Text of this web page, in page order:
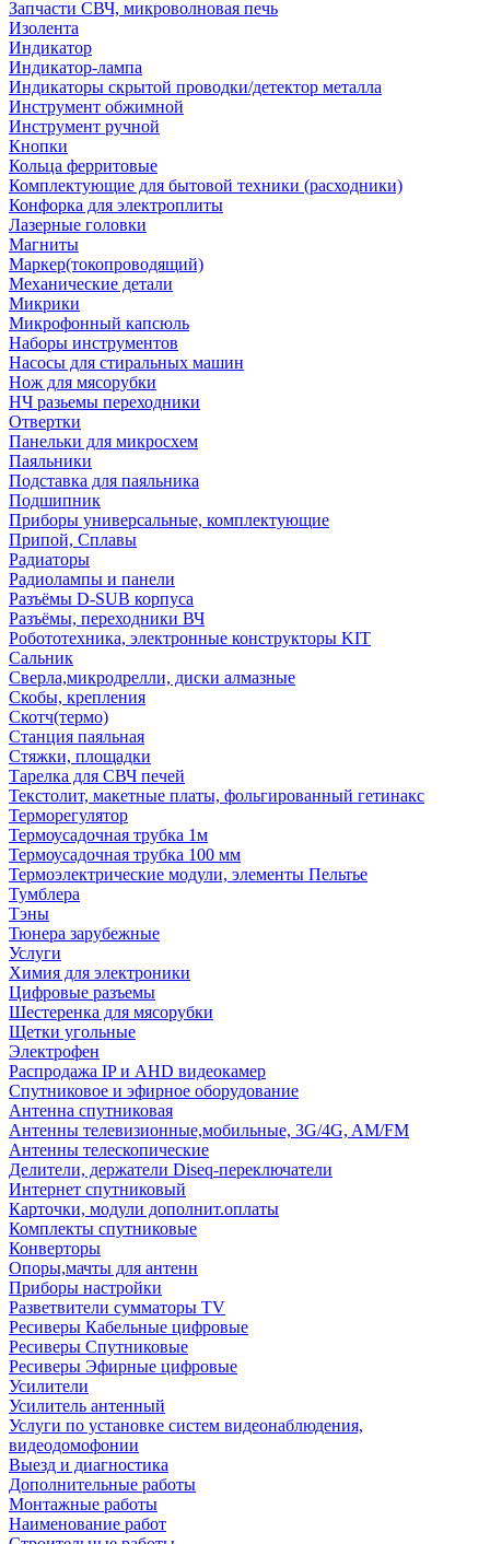
Запчасти СВЧ, микроволновая печь
Изолента
Индикатор
Индикатор-лампа
Индикаторы скрытой проводки/детектор металла
Инструмент обжимной
Инструмент ручной
Кнопки
Кольца ферритовые
Комплектующие для бытовой техники (расходники)
Конфорка для электроплиты
Лазерные головки
Магниты
Маркер(токопроводящий)
Механические детали
Микрики
Микрофонный капсюль
Наборы инструментов
Насосы для стиральных машин
Нож для мясорубки
НЧ разьемы переходники
Отвертки
Панельки для микросхем
Паяльники
Подставка для паяльника
Подшипник
Приборы универсальные, комплектующие
Припой, Сплавы
Радиаторы
Радиолампы и панели
Разъёмы D-SUB корпуса
Разъёмы, переходники ВЧ
Робототехника, электронные конструкторы KIT
Сальник
Сверла,микродрелли, диски алмазные
Скобы, крепления
Скотч(термо)
Станция паяльная
Стяжки, площадки
Тарелка для СВЧ печей
Текстолит, макетные платы, фольгированный гетинакс
Терморегулятор
Термоусадочная трубка 1м
Термоусадочная трубка 100 мм
Термоэлектрические модули, элементы Пельтье
Тумблера
Тэны
Тюнера зарубежные
Услуги
Химия для электроники
Цифровые разъемы
Шестеренка для мясорубки
Щетки угольные
Электрофен
Распродажа IP и AHD видеокамер
Спутниковое и эфирное оборудование
Антенна спутниковая
Антенны телевизионные,мобильные, 3G/4G, AM/FM
Антенны телескопические
Делители, держатели Diseq-переключатели
Интернет спутниковый
Карточки, модули дополнит.оплаты
Комплекты спутниковые
Конверторы
Опоры,мачты для антенн
Приборы настройки
Разветвители сумматоры TV
Ресиверы Кабельные цифровые
Ресиверы Спутниковые
Ресиверы Эфирные цифровые
Усилители
Усилитель антенный
Услуги по установке систем видеонаблюдения,
видеодомофонии
Выезд и диагностика
Дополнительные работы
Монтажные работы
Наименование работ